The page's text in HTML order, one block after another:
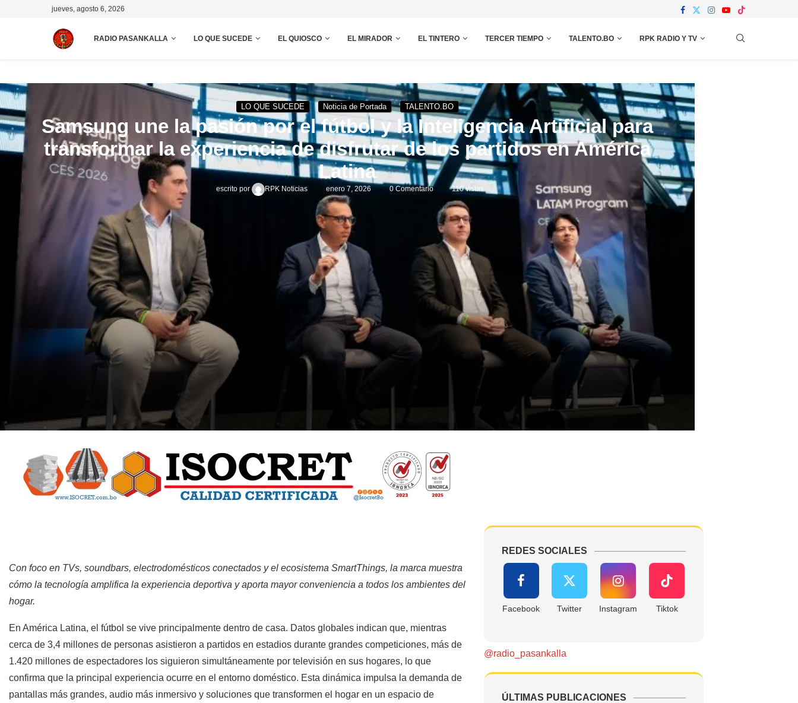
jueves, agosto 6, 2026
RADIO PASANKALLA LO QUE SUCEDE EL QUIOSCO EL MIRADOR EL TINTERO TERCER TIEMPO TALENTO.BO RPK RADIO Y TV
LO QUE SUCEDE Noticia de Portada TALENTO.BO
Samsung une la pasión por el fútbol y la Inteligencia Artificial para
transformar la experiencia de disfrutar de los partidos en América
Latina
escrito por RPK Noticias enero 7, 2026 0 Comentario 110vistas
Con foco en TVs, soundbars, electrodomésticos conectados y el ecosistema SmartThings, la marca muestra
cómo la tecnología amplifica la experiencia deportiva y aporta mayor conveniencia a todos los ambientes del
hogar.
En América Latina, el fútbol se vive principalmente dentro de casa. Datos globales indican que, mientras
cerca de 3,4 millones de personas asistieron a partidos en estadios durante grandes competiciones, más de
1.420 millones de espectadores los siguieron simultáneamente por televisión en sus hogares, lo que
confirma que la principal experiencia ocurre en el entorno doméstico. Esta dinámica impulsa la demanda de
pantallas más grandes, audio más inmersivo y soluciones que transformen el hogar en un espacio de
REDES SOCIALES
Facebook Twitter Instagram Tiktok
@radio_pasankalla
ÚLTIMAS PUBLICACIONES